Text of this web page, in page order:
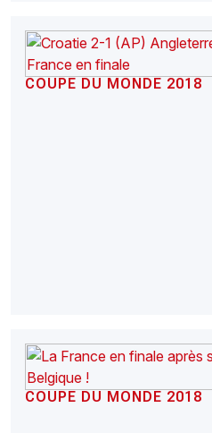
COUPE DU MONDE 2018
COUPE DU MONDE 2018